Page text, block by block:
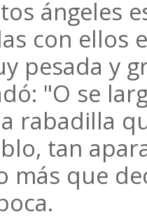
ángeles
con ellos
pesada y
"O se
rabadilla
tan
más que